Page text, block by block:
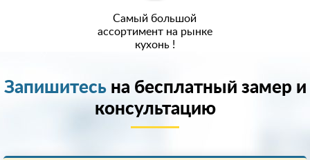
Самый большой
ассортимент на рынке
кухонь !
Запишитесьна бесплатный замер и
консультацию